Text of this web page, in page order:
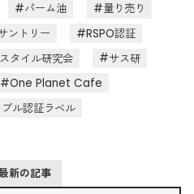
パーム油
量り売り
ントリー
RSPO認証
タイル研究会
サス研
One Planet Cafe
ル認証ラベル
新の記事